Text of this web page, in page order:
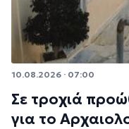
10.08.2026 · 07:00
Σε τροχιά
για το